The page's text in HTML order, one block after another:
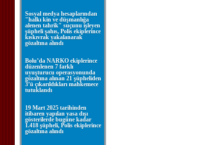
Sosyal medya hesaplarından
"halkı kin ve düşmanlığa
alenen tahrik" suçunu işleyen
şüpheli şahıs, Polis ekiplerince
kıskıvrak yakalanarak
gözaltına alındı
Bolu’da NARKO ekiplerince
düzenlenen 7 farklı
uyuşturucu operasyonunda
gözaltına alınan 21 şüpheliden
3’ü çıkarıldıkları mahkemece
tutuklandı
19 Mart 2025 tarihinden
itibaren yapılan yasa dışı
gösterilerde bugüne kadar
1.418 şüpheli, Polis ekiplerince
gözaltına alındı